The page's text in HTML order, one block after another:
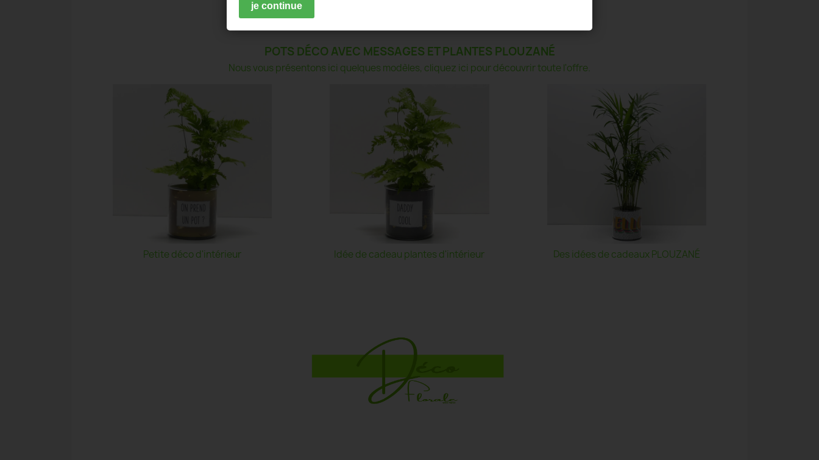
POTS DÉCO AVEC MESSAGES ET PLANTES PLOUZANÉ
Nous vous présentons ici quelques modèles, cliquez ici pour découvrir toute l'offre.
Petite déco d'intérieur Idée de cadeau plantes d'intérieur Des idées de cadeaux PLOUZANÉ
je continue